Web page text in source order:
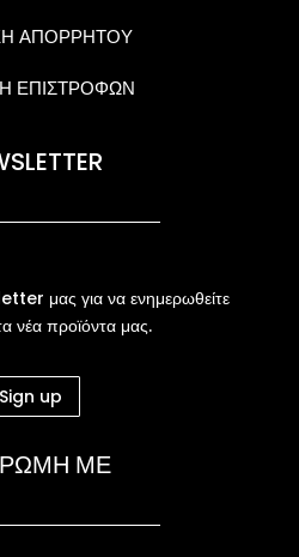
ΑΠΟΡΡΗΤΟΥ
ΕΠΙΣΤΡΟΦΩΝ
μας για να ενημερωθείτε
νέα προϊόντα μας.
Sign up
ΜΕ